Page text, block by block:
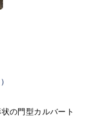
）
の門型カルバート